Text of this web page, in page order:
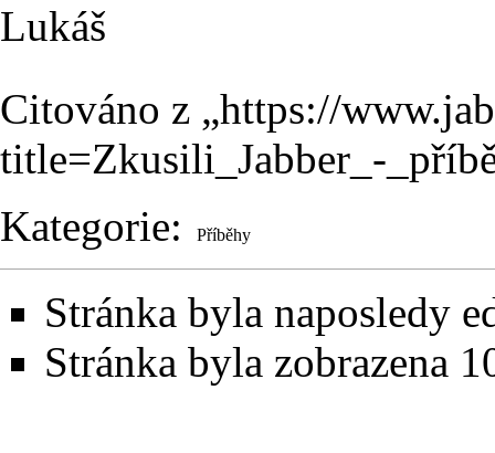
Lukáš
Citováno z „https://
title=Zkusili_Jabber_-
Kategorie: Příběhy
Stránka byla naposledy
Stránka byla zobrazena